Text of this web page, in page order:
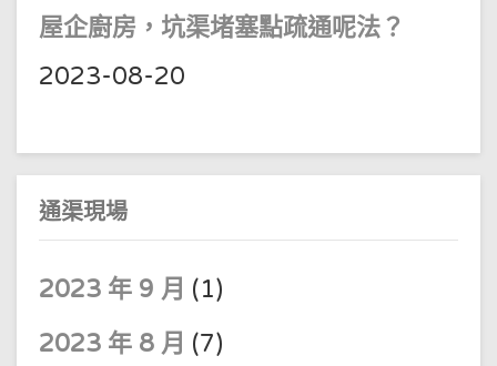
屋企廚房，坑渠堵塞點疏通呢法？
2023-08-20
通渠現場
2023 年 9 月 (1)
2023 年 8 月 (7)